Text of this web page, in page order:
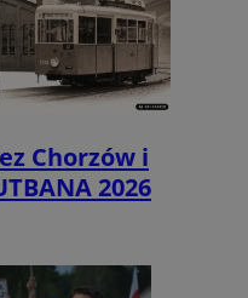
Chorzów i
2026